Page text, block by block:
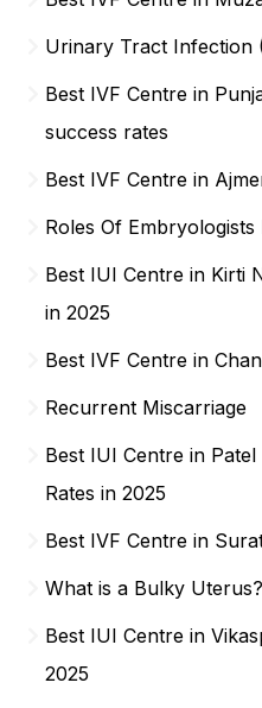
Urinary Tract Infection
Best IVF Centre in
success rates
Best IVF Centre in
Roles Of Embryologists
Best IUI Centre in Kirti
in 2025
Best IVF Centre in
Recurrent Miscarriage
Best IUI Centre in
Rates in 2025
Best IVF Centre in
What is a Bulky Uterus?
Best IUI Centre in
2025